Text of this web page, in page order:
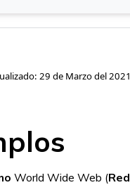
29 de Marzo del 2021
World Wide Web (Red